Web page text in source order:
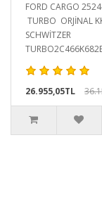
FORD CARGO
TURBO ORJİNAL
SCHWİTZER
26.955,05TL